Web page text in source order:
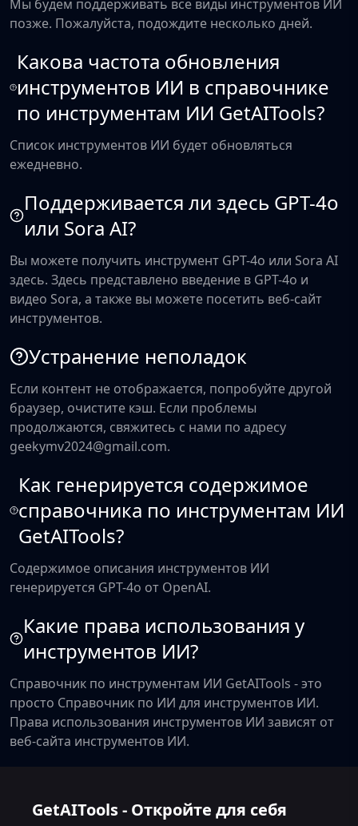
Мы будем поддерживать все виды инструментов ИИ
позже. Пожалуйста, подождите несколько дней.
Какова частота обновления
инструментов ИИ в справочнике
по инструментам ИИ GetAITools?
Список инструментов ИИ будет обновляться
ежедневно.
Поддерживается ли здесь GPT-4o
или Sora AI?
Вы можете получить инструмент GPT-4o или Sora AI
здесь. Здесь представлено введение в GPT-4o и
видео Sora, а также вы можете посетить веб-сайт
инструментов.
Устранение неполадок
Если контент не отображается, попробуйте другой
браузер, очистите кэш. Если проблемы
продолжаются, свяжитесь с нами по адресу
geekymv2024@gmail.com.
Как генерируется содержимое
справочника по инструментам ИИ
GetAITools?
Содержимое описания инструментов ИИ
генерируется GPT-4o от OpenAI.
Какие права использования у
инструментов ИИ?
Справочник по инструментам ИИ GetAITools - это
просто Справочник по ИИ для инструментов ИИ.
Права использования инструментов ИИ зависят от
веб-сайта инструментов ИИ.
GetAITools - Откройте для себя